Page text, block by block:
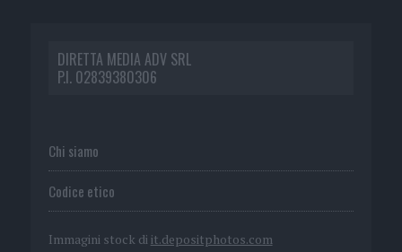
DIRETTA MEDIA ADV SRL
P.I. 02839380306
Chi siamo
Codice etico
Immagini stock di it.depositphotos.com